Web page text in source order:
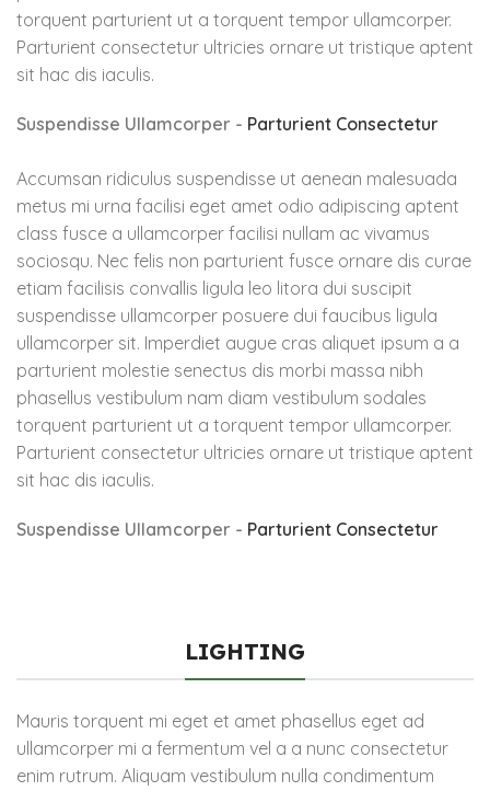
torquent parturient ut a torquent tempor ullamcorper.
Parturient consectetur ultricies ornare ut tristique aptent
sit hac dis iaculis.
Suspendisse Ullamcorper - Parturient Consectetur
Accumsan ridiculus suspendisse ut aenean malesuada
metus mi urna facilisi eget amet odio adipiscing aptent
class fusce a ullamcorper facilisi nullam ac vivamus
sociosqu. Nec felis non parturient fusce ornare dis curae
etiam facilisis convallis ligula leo litora dui suscipit
suspendisse ullamcorper posuere dui faucibus ligula
ullamcorper sit. Imperdiet augue cras aliquet ipsum a a
parturient molestie senectus dis morbi massa nibh
phasellus vestibulum nam diam vestibulum sodales
torquent parturient ut a torquent tempor ullamcorper.
Parturient consectetur ultricies ornare ut tristique aptent
sit hac dis iaculis.
Suspendisse Ullamcorper - Parturient Consectetur
LIGHTING
Mauris torquent mi eget et amet phasellus eget ad
ullamcorper mi a fermentum vel a a nunc consectetur
enim rutrum. Aliquam vestibulum nulla condimentum